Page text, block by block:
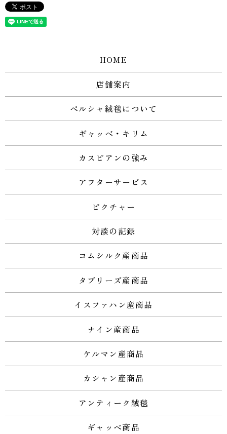
HOME
店舗案内
ペルシャ絨毯について
ギャッベ・キリム
カスピアンの強み
アフターサービス
ピクチャー
対談の記録
コムシルク産商品
タブリーズ産商品
イスファハン産商品
ナイン産商品
ケルマン産商品
カシャン産商品
アンティーク絨毯
ギャッベ商品